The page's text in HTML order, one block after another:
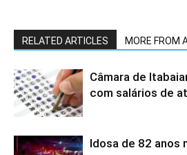
RELATED ARTICLES MORE FROM
Câmara de
com salários de
Idosa de 82 anos